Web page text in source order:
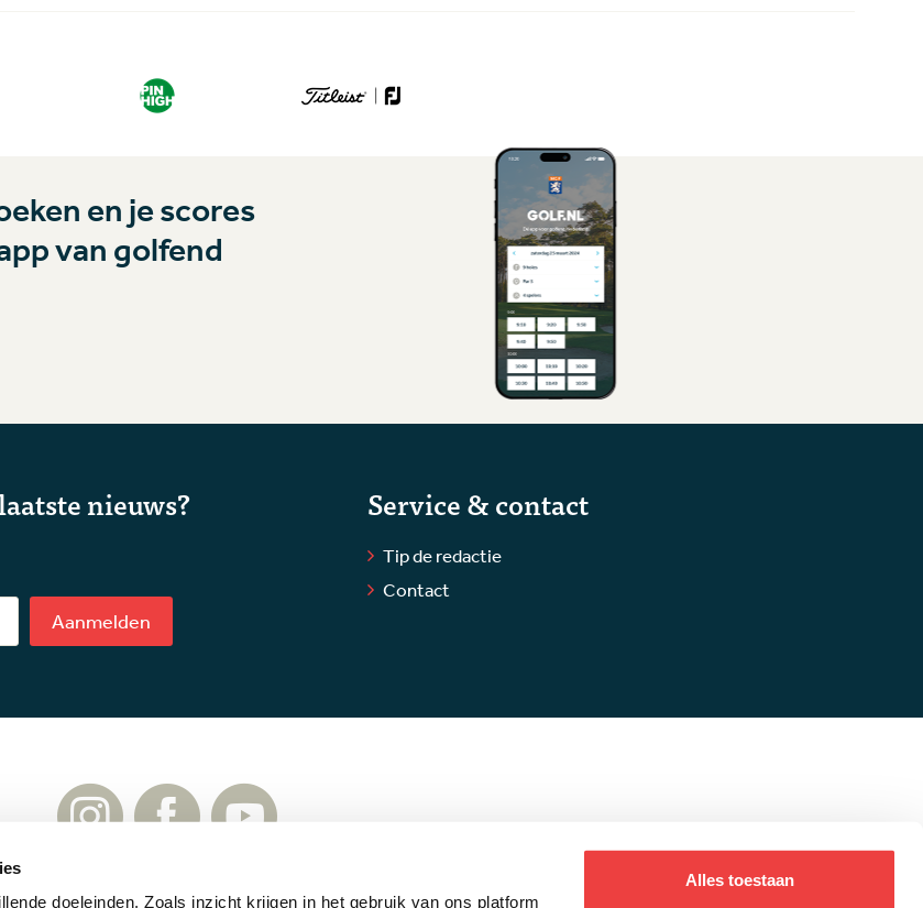
doeleinden. Zoals inzicht krijgen in het gebruik van ons platform
Alles toestaan
en je scores
van golfend
nieuws?
Aanmelden
Service & contact
Tip de redactie
Contact